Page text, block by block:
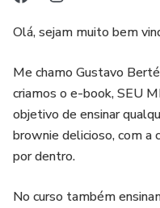
Olá, sejam muito bem
Me chamo Gustavo
criamos o e-book, SEU
objetivo de ensinar
brownie delicioso, com a
por dentro.
No curso também